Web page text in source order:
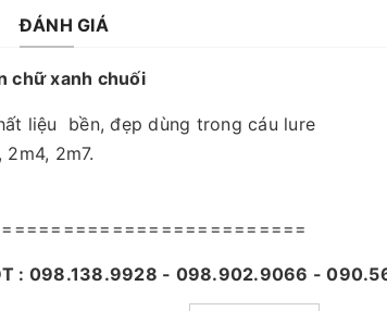
ĐÁNH GIÁ
chữ xanh chuối
liệu bền, đẹp dùng trong cáu lure
2m7.
: 098.138.9928 - 098.902.9066 -